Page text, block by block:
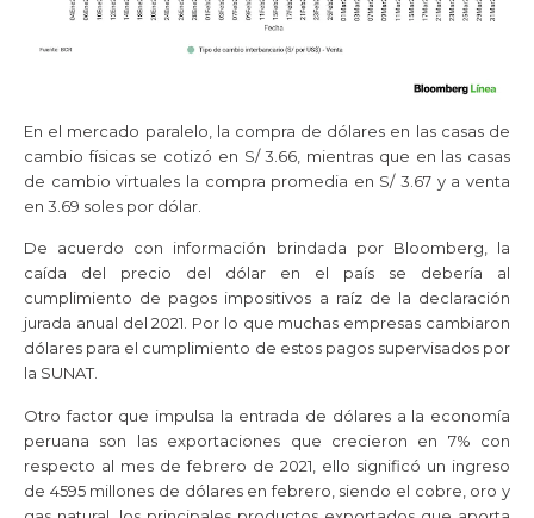
En el mercado paralelo, la compra de dólares en las casas de
cambio físicas se cotizó en S/ 3.66, mientras que en las casas
de cambio virtuales la compra promedia en S/ 3.67 y a venta
en 3.69 soles por dólar.
De acuerdo con información brindada por Bloomberg, la
caída del precio del dólar en el país se debería al
cumplimiento de pagos impositivos a raíz de la declaración
jurada anual del 2021. Por lo que muchas empresas cambiaron
dólares para el cumplimiento de estos pagos supervisados por
la SUNAT.
Otro factor que impulsa la entrada de dólares a la economía
peruana son las exportaciones que crecieron en 7% con
respecto al mes de febrero de 2021, ello significó un ingreso
de 4595 millones de dólares en febrero, siendo el cobre, oro y